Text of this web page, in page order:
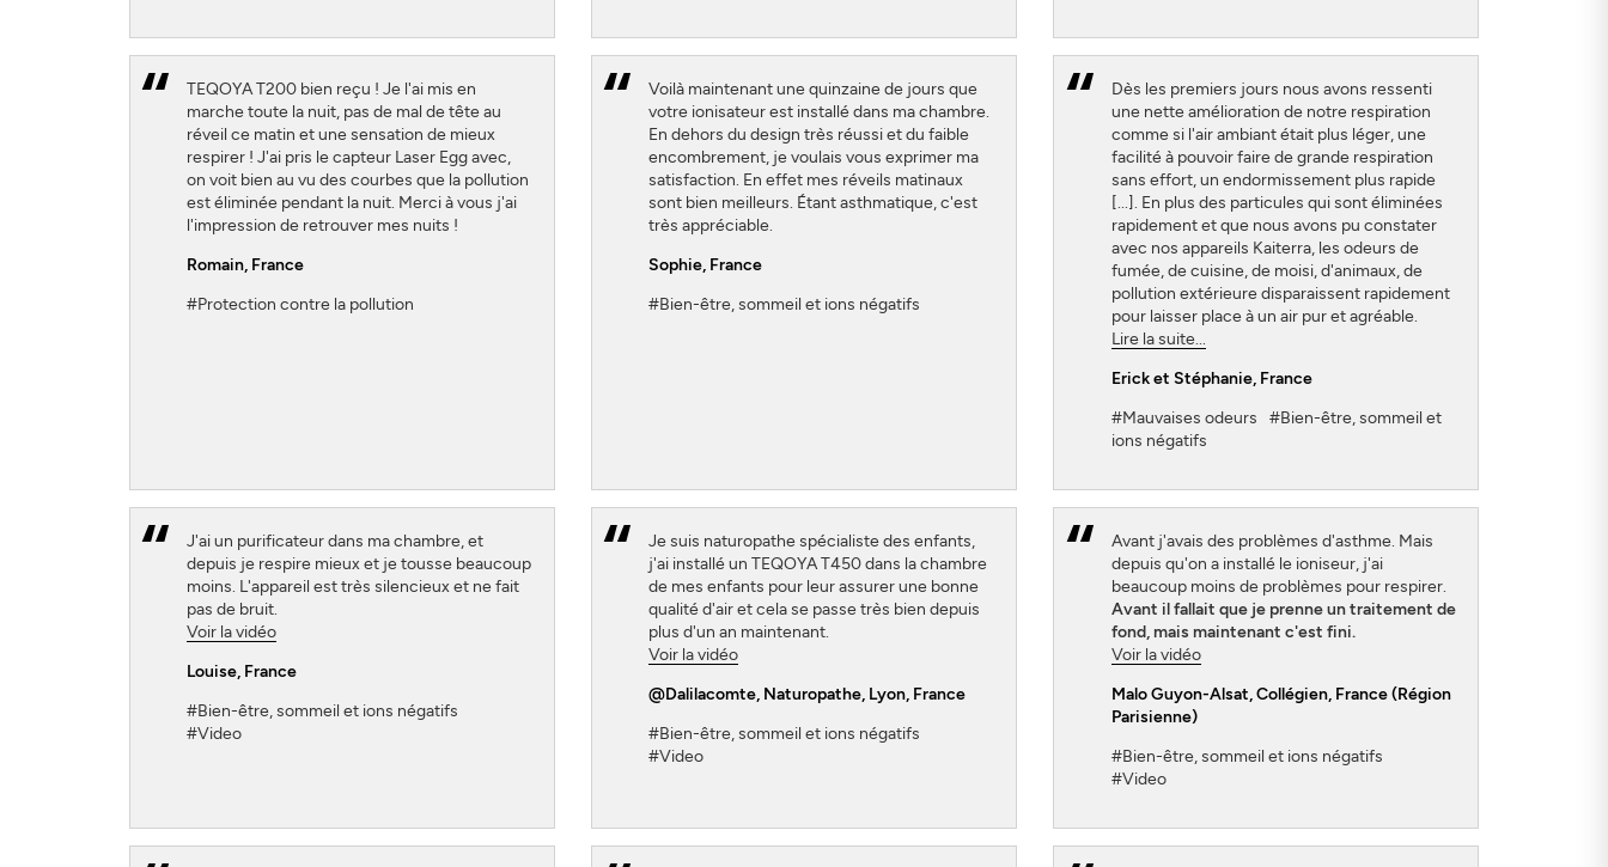
TEQOYA T200 bien reçu ! Je l'ai mis en
marche toute la nuit, pas de mal de tête au
réveil ce matin et une sensation de mieux
respirer ! J'ai pris le capteur Laser Egg avec,
on voit bien au vu des courbes que la pollution
est éliminée pendant la nuit. Merci à vous j'ai
l'impression de retrouver mes nuits !
Romain, France
#Protection contre la pollution
Voilà maintenant une quinzaine de jours que
votre ionisateur est installé dans ma chambre.
En dehors du design très réussi et du faible
encombrement, je voulais vous exprimer ma
satisfaction. En effet mes réveils matinaux
sont bien meilleurs. Étant asthmatique, c'est
très appréciable.
Sophie, France
#Bien-être, sommeil et ions négatifs
Dès les premiers jours nous avons ressenti
une nette amélioration de notre respiration
comme si l'air ambiant était plus léger, une
facilité à pouvoir faire de grande respiration
sans effort, un endormissement plus rapide
[...]. En plus des particules qui sont éliminées
rapidement et que nous avons pu constater
avec nos appareils Kaiterra, les odeurs de
fumée, de cuisine, de moisi, d'animaux, de
pollution extérieure disparaissent rapidement
pour laisser place à un air pur et agréable.
Lire la suite...
Erick et Stéphanie, France
#Mauvaises odeurs
#Bien-être, sommeil et
ions négatifs
J'ai un purificateur dans ma chambre, et
depuis je respire mieux et je tousse beaucoup
moins. L'appareil est très silencieux et ne fait
pas de bruit.
Voir la vidéo
Louise, France
#Bien-être, sommeil et ions négatifs
#Video
Je suis naturopathe spécialiste des enfants,
j'ai installé un TEQOYA T450 dans la chambre
de mes enfants pour leur assurer une bonne
qualité d'air et cela se passe très bien depuis
plus d'un an maintenant.
Voir la vidéo
@Dalilacomte, Naturopathe, Lyon, France
#Bien-être, sommeil et ions négatifs
#Video
Avant j'avais des problèmes d'asthme. Mais
depuis qu'on a installé le ioniseur, j'ai
beaucoup moins de problèmes pour respirer.
Avant il fallait que je prenne un traitement de
fond, mais maintenant c'est fini.
Voir la vidéo
Malo Guyon-Alsat, Collégien, France (Région
Parisienne)
#Bien-être, sommeil et ions négatifs
#Video